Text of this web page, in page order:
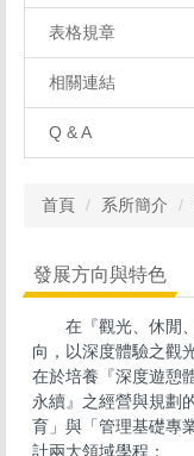
表格規章
相關連結
Q & A
首頁 系所簡介
發展方向與特色
在『觀光、休閒、
向，以深度體驗之觀
在於培養『深度遊憩
永續』之經營與規劃
育」與「管理基礎專
計兩大領域學程：